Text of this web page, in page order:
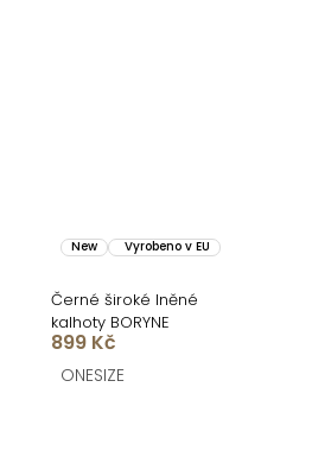
New Vyrobeno v EU
Černé široké lněné
kalhoty BORYNE
899 Kč
ONESIZE